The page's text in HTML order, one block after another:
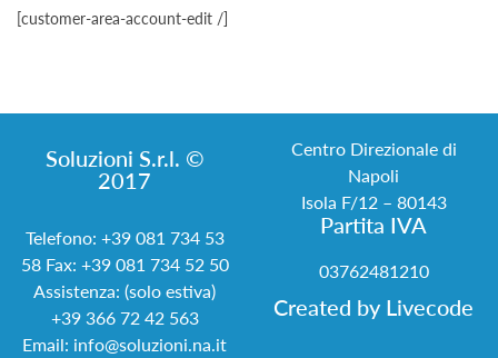
[customer-area-account-edit /]
Soluzioni S.r.l. ©
2017
Telefono: +39 081 734 53
58Fax: +39 081 734 52 50
Assistenza: (solo estiva)
+39 366 72 42 563
Email: info@soluzioni.na.it
Centro Direzionale di
Napoli
Isola F/12 – 80143
Partita IVA
03762481210
Created by Livecode